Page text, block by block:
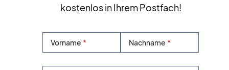
kostenlos in Ihrem Postfach!
Vorname Nachname